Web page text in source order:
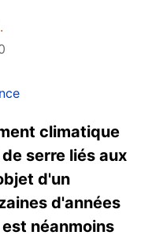
climatique
serre liés aux
d'un
d'années
néanmoins